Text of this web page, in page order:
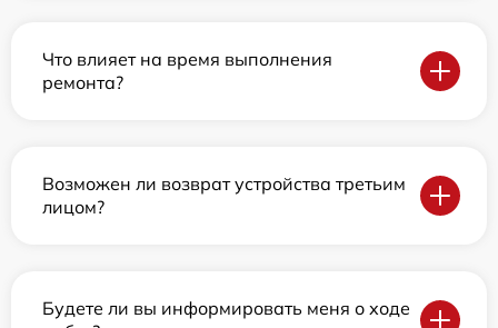
Что влияет на время выполнения
ремонта?
Возможен ли возврат устройства третьим
лицом?
Будете ли вы информировать меня о ходе